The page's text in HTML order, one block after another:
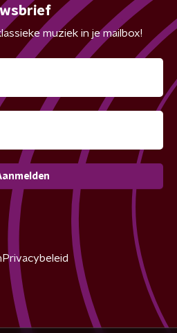
muziek in je mailbox!
Privacybeleid